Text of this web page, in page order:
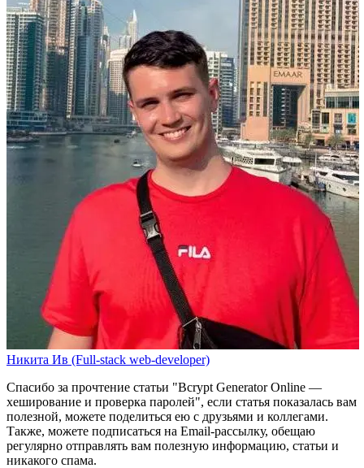
Никита Ив (Full-stack web-developer)
Спасибо за прочтение статьи "Bcrypt Generator Online —
хеширование и проверка паролей", если статья показалась вам
полезной, можете поделиться ею с друзьями и коллегами.
Также, можете подписаться на Email-рассылку, обещаю
регулярно отправлять вам полезную информацию, статьи и
никакого спама.